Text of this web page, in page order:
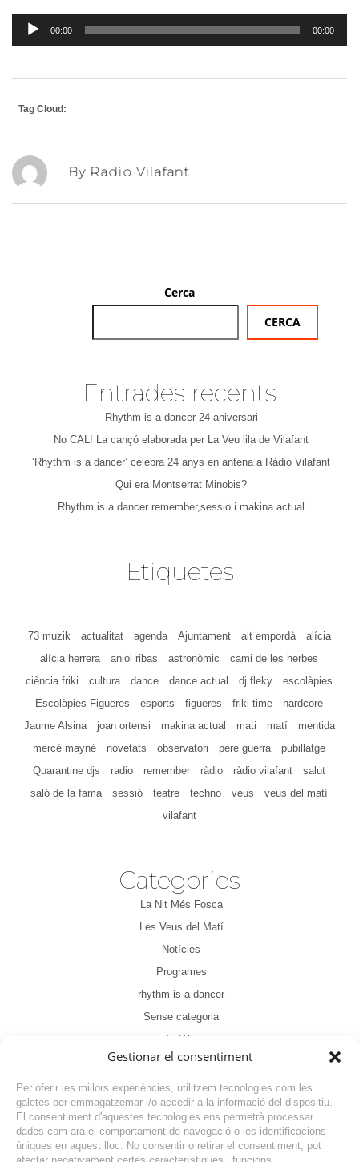
Gestionar el consentiment
Per oferir les millors experiències, utilitzem tecnologies com les
galetes per emmagatzemar i/o accedir a la informació del dispositiu.
El consentiment d'aquestes tecnologies ens permetrà processar
dades com ara el comportament de navegació o les identificacions
úniques en aquest lloc. No consentir o retirar el consentiment, pot
Reproductor
d'àudio
00:00 00:00
Tag Cloud:
By Radio Vilafant
Cerca
CERCA
Entrades recents
Rhythm is a dancer 24 aniversari
No CAL! La cançó elaborada per La Veu lila de Vilafant
‘Rhythm is a dancer’ celebra 24 anys en antena a Ràdio Vilafant
Qui era Montserrat Minobis?
Rhythm is a dancer remember,sessio i makina actual
Etiquetes
73 muzik actualitat agenda Ajuntament alt empordà
alícia
alícia herrera
aniol ribas astronòmic
cami de les herbes
ciència friki
cultura dance dance actual dj fleky
escolàpies
Escolàpies Figueres
esports figueres friki time
hardcore
Jaume Alsina
joan ortensi makina actual mati matí
mentida
mercè mayné
novetats observatori pere guerra
pubillatge
Quarantine djs
radio remember ràdio ràdio vilafant
salut
saló de la fama
sessió teatre techno veus
veus del matí
vilafant
Categories
La Nit Més Fosca
Les Veus del Matí
Notícies
Programes
rhythm is a dancer
Sense categoria
Tertúlia
NOTÍCIA ANTERIOR